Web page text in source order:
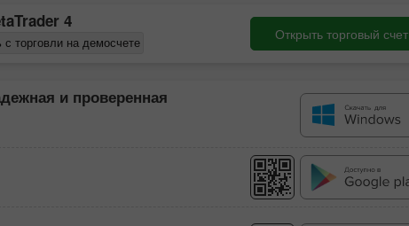
4
с торговли на демосчете Открыть торговый счет
и проверенная